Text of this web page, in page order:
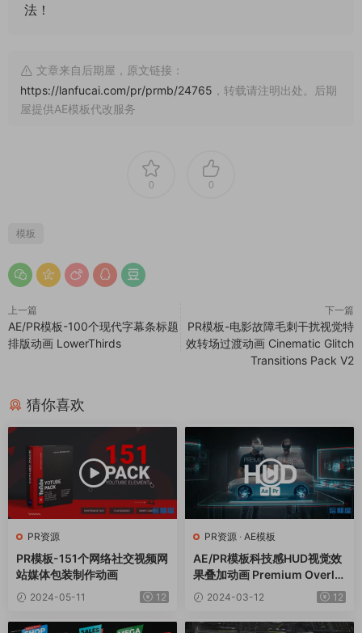
法！
文章来自后期屋，原文链接：
https://lanfucai.com/pr/prmb/24765 ，转载请注明出处。后期
屋提供AE模板代改服务
0 0
模板
上一篇
AE/PR模板-100个现代字幕条标题
排版动画 LowerThirds
下一篇
PR模板-电影故障毛刺干扰视觉特
效转场过渡动画 Cinematic Glitch
Transitions Pack V2
猜你喜欢
PR资源
PR模板-151个网络社交视频网
站媒体包装制作动画
2024-05-11 12
PR资源 · AE模板
AE/PR模板科技感HUD视觉效
果叠加动画 Premium Overla
ys HUD
2024-03-12 12